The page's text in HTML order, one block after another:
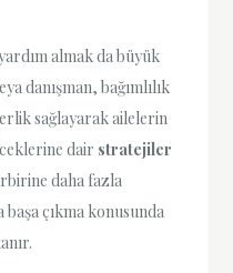
almak da büyük
danışman, bağımlılık
sağlayarak ailelerin
dair stratejiler
daha fazla
başa çıkma konusunda